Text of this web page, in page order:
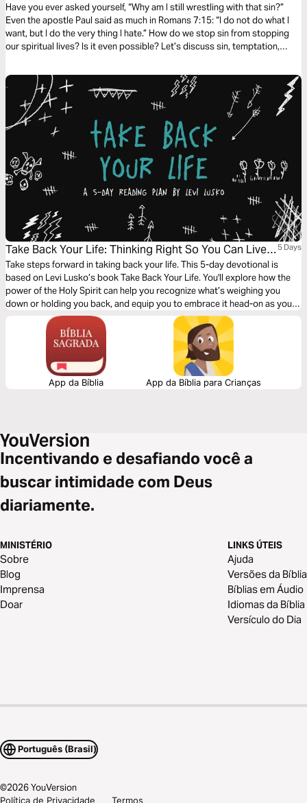
Have you ever asked yourself, “Why am I still wrestling with that sin?”
Even the apostle Paul said as much in Romans 7:15: “I do not do what I
want, but I do the very thing I hate.” How do we stop sin from stopping
our spiritual lives? Is it even possible? Let’s discuss sin, temptation,
Take Back Your Life: Thinking Right So You Can Live
Right
5 Days
Take steps forward in taking back your life. This 5-day devotional is
based on Levi Lusko’s book Take Back Your Life. You'll explore how the
power of the Holy Spirit can help you recognize what’s weighing you
down or holding you back, and equip you to embrace it head-on as you
become the best version of yourself.
App da Bíblia App da Bíblia para Crianças
Incentivando e desafiando você a
buscar intimidade com Deus
diariamente.
MINISTÉRIO
Sobre
Blog
Imprensa
Doar
LINKS ÚTEIS
Ajuda
Versões da Bíblia
Bíblias em Áudio
Idiomas da Bíblia
Versículo do Dia
Português (Brasil)
©2026YouVersion
Política de Privacidade Termos